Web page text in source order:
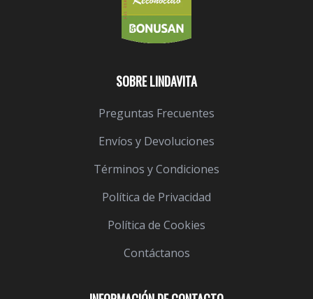
SOBRE LINDAVITA
Preguntas Frecuentes
Envíos y Devoluciones
Términos y Condiciones
Política de Privacidad
Política de Cookies
Contáctanos